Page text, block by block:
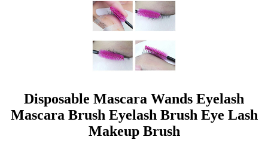
Disposable Mascara Wands Eyelash
Mascara Brush Eyelash Brush Eye Lash
Makeup Brush